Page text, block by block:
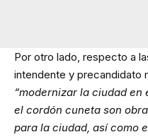
Por otro lado, respecto a
intendente y precandidato
“modernizar la ciudad en
el cordón cuneta son
para la ciudad, así como